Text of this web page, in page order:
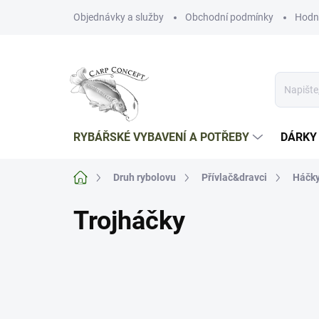
Objednávky a služby Obchodní podmínky
RYBÁŘSKÉ VYBAVENÍ A POTŘEBY
Domů Druh rybolovu Přívlač&dravci
Trojháčky